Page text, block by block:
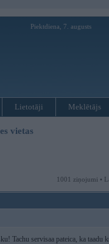
Piektdiena, 7. augusts
Lietotāji Meklētājs
vietas
1001 ziņojumi •
Tachu servisaa pateica, ka taadu